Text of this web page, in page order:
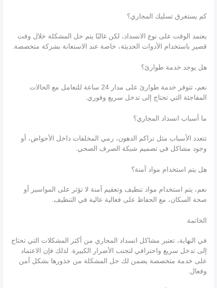
كم يستغرق تسليك المجاري؟
يعتمد الوقت على نوع الانسداد، لكن غالبًا يتم حل المشكلة خلال وقت
قصير باستخدام الأدوات الحديثة، خاصة عند الاستعانة بشركة متخصصة.
هل يوجد خدمة طوارئ؟
نعم، تتوفر خدمة طوارئ على مدار 24 ساعة للتعامل مع الحالات
المفاجئة التي تحتاج إلى تدخل سريع وفوري.
ما أسباب انسداد المجاري؟
تتعدد الأسباب مثل تراكم الدهون، رمي المخلفات داخل الأحواض، أو
وجود مشاكل في تصميم شبكة الصرف الصحي.
هل يتم استخدام مواد آمنة؟
نعم، يتم استخدام مواد تنظيف وتعقيم آمنة لا تؤثر على المواسير أو
صحة السكان، مع الحفاظ على فعالية عالية في التنظيف.
الخاتمة
في النهاية، تعتبر مشاكل انسداد المجاري من أكثر المشكلات التي تحتاج
إلى تدخل سريع واحترافي لتجنب الأضرار الكبيرة. لذلك فإن الاعتماد
على خدمة متخصصة يضمن لك حل المشكلة من جذورها بشكل آمن
وفعال.